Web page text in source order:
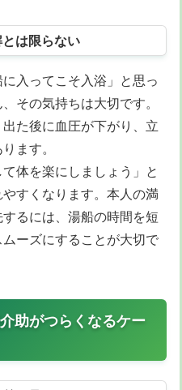
は限らない
入ってこそ入浴」と思っ
その気持ちは大切です。
た後に血圧が下がり、立
ます。
体を楽にしましょう」と
すくなります。本人の満
るには、湯船の時間を短
ーズにすることが大切で
助がつらくなるケー